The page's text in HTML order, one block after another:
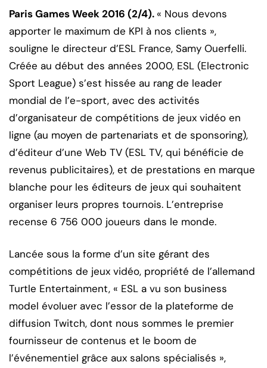
Paris Games Week 2016 (2/4). « Nous devons
apporter le maximum de KPI à nos clients »,
souligne le directeur d’ESL France, Samy Ouerfelli.
Créée au début des années 2000, ESL (Electronic
Sport League) s’est hissée au rang de leader
mondial de l’e-sport, avec des activités
d’organisateur de compétitions de jeux vidéo en
ligne (au moyen de partenariats et de sponsoring),
d’éditeur d’une Web TV (ESL TV, qui bénéficie de
revenus publicitaires), et de prestations en marque
blanche pour les éditeurs de jeux qui souhaitent
organiser leurs propres tournois. L’entreprise
recense 6 756 000 joueurs dans le monde.
Lancée sous la forme d’un site gérant des
compétitions de jeux vidéo, propriété de l’allemand
Turtle Entertainment, « ESL a vu son business
model évoluer avec l’essor de la plateforme de
diffusion Twitch, dont nous sommes le premier
fournisseur de contenus et le boom de
l’événementiel grâce aux salons spécialisés »,